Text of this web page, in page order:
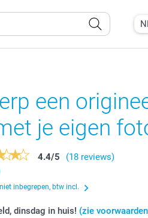
een
je eigen
4.4/5
(18 reviews)
inbegrepen, btw incl.
dinsdag in huis! (zie